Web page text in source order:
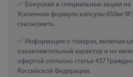
Бонусная и специальные акции на
Усиленная формула капсулы 650мг
сэкономить.
Информация о товарах, включая
ознакомительный характер и не
офертой согласно статье 437
Российской Федерации.